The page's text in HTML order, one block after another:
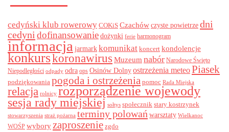
cedyński klub rowerowy COKiS Czachówczyste powietrzedni
cedyni dofinansowanie dożynki ferie harmonogram
informacja jarmark komunikat koncert kondolencje
konkurskoronawirus Muzeumnabór Narodowe Święto
Niepodległości odpady odra ops Osinów Dolnyostrzeżenia meteoPiasek
podziękowania pogoda i ostrzeżenia pomoc Rada Miejska
relacja rolnicy rozporządzenie wojewody
sesja rady miejskiej sołtys społecznik stary kostrzynek
stowarzyszenia straż pożarna terminy polowań warsztaty Wielkanoc
WOŚP wyboryzaproszenie zgdo